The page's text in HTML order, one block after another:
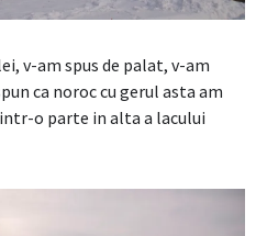
v-am spus de palat, v-am
ca noroc cu gerul asta am
o parte in alta a lacului